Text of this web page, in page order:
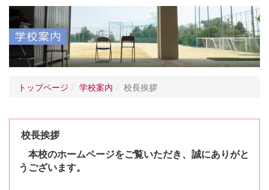
トップページ 学校案内 校長挨拶
校長挨拶
本校のホームページをご覧いただき、誠にありがと
うございます。